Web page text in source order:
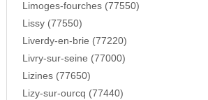
Limoges-fourches (77550)
Lissy (77550)
Liverdy-en-brie (77220)
Livry-sur-seine (77000)
Lizines (77650)
Lizy-sur-ourcq (77440)